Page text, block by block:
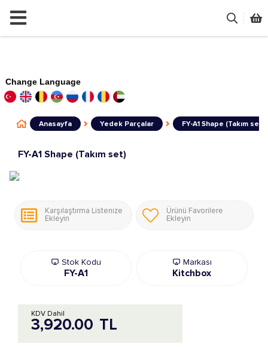
Change Language
Anasayfa Yedek Parçalar FY-A1 Shape (Takım set)
FY-A1 Shape (Takım set)
Karşılaştırma Listenize
Ekleyin
Ürünü Favorilere
Ekleyin
Stok Kodu
FY-A1
Markası
Kitchbox
3,920.00 TL
KDV Dahil